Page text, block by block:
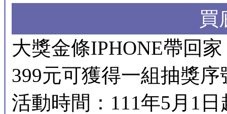
買
大獎金條IPHONE帶回
399元可獲得一組抽獎序
活動時間：111年5月1